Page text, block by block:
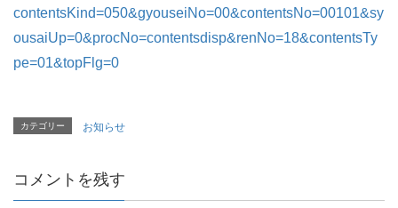
contentsKind=050&gyouseiNo=00&contentsNo=00101&sy
ousaiUp=0&procNo=contentsdisp&renNo=18&contentsTy
pe=01&topFlg=0
カテゴリー お知らせ
コメントを残す